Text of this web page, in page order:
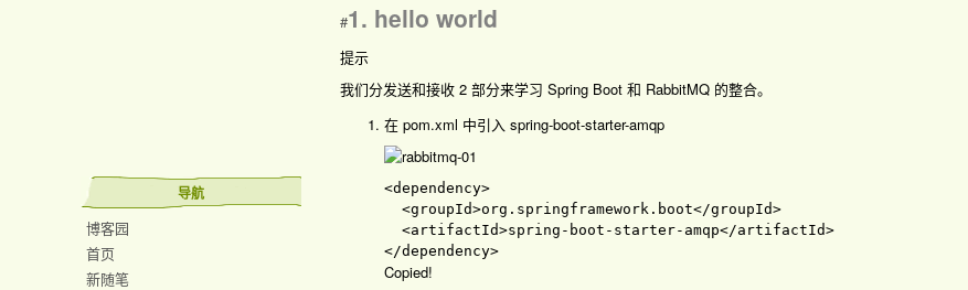
导航
博客园
首页
新随笔
#1. hello world
提示
我们分发送和接收 2 部分来学习 Spring Boot 和 RabbitMQ 的整合。
在 pom.xml 中引入 spring-boot-starter-amqp
<dependency>
<groupId>org.springframework.boot</groupId>
<artifactId>spring-boot-starter-amqp</artifactId
>
</dependency >
Copied!